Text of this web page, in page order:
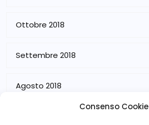
Consenso Cookie
Ottobre 2018
Settembre 2018
Agosto 2018